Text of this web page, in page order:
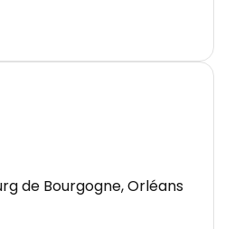
de Bourgogne, Orléans